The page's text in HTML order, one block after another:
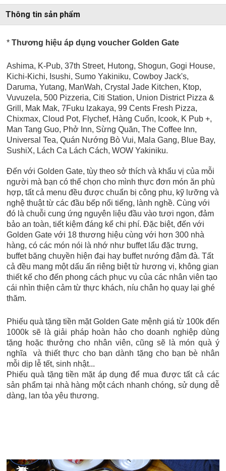
Thông tin sản phẩm
*Thương hiệu áp dụng voucher Golden Gate
Ashima, K-Pub, 37th Street, Hutong, Shogun, Gogi House,
Kichi-Kichi, Isushi, Sumo Yakiniku, Cowboy Jack's,
Daruma, Yutang, ManWah, Crystal Jade Kitchen, Ktop,
Vuvuzela, 500 Pizzeria, Citi Station, Union District Pizza &
Grill, Mak Mak, 7Fuku Izakaya, 99 Cents Fresh Pizza,
Chixmax, Cloud Pot, Flychef, Hàng Cuốn, Icook, K Pub +,
Man Tang Guo, Phở Inn, Sừng Quăn, The Coffee Inn,
Universal Tea,Quán Nướng Bò Vui, Mala Gang, Blue Bay,
SushiX, Lách Ca Lách Cách, WOW Yakiniku.
Đến với Golden Gate, tùy theo sở thích và khẩu vị của mỗi
người mà bạn có thể chọn cho mình thực đơn món ăn phù
hợp, tất cả menu đều được chuẩn bị công phu, kỹ lưỡng và
nghệ thuật từ các đầu bếp nổi tiếng, lành nghề. Cùng với
đó là chuỗi cung ứng nguyên liệu đầu vào tươi ngon, đảm
bảo an toàn, tiết kiệm đáng kể chi phí. Đặc biệt, đến với
Golden Gate với 18 thương hiệu cùng với hơn 300 nhà
hàng, có các món nói là nhớ như buffet lẩu đặc trưng,
buffet băng chuyền hiện đại hay buffet nướng đậm đà. Tất
cả đều mang một dấu ấn riêng biệt từ hương vị, không gian
thiết kế cho đến phong cách phục vụ của các nhân viên tạo
cái nhìn thiện cảm từ thực khách, níu chân họ quay lại ghé
thăm.
Phiếu quà tặng tiền mặt Golden Gate mệnh giá từ 100k đến
1000k sẽ là giải pháp hoàn hảo cho doanh nghiệp dùng
tặng hoặc thưởng cho nhân viên, cũng sẽ là món quà ý
nghĩa và thiết thực cho bạn dành tặng cho bạn bè nhân
mỗi dịp lễ tết, sinh nhật...
Phiếu quà tặng tiền mặt áp dụng để mua được tất cả các
sản phẩm tại nhà hàng một cách nhanh chóng, sử dụng dễ
dàng, lan tỏa yêu thương.